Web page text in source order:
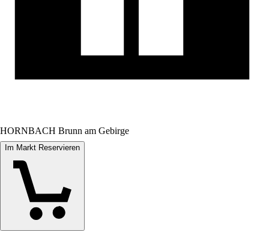
HORNBACH Brunn am Gebirge
Im Markt Reservieren